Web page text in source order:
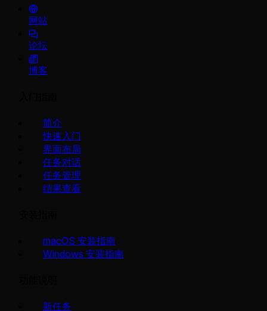
网站
论坛
博客
简介
快速入门
界面布局
任务对话
任务管理
结果查看
macOS 安装指南
Windows 安装指南
新任务